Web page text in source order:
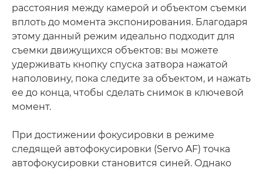
расстояния между камерой и объектом съемки
вплоть до момента экспонирования. Благодаря
этому данный режим идеально подходит для
съемки движущихся объектов: вы можете
удерживать кнопку спуска затвора нажатой
наполовину, пока следите за объектом, и нажать
ее до конца, чтобы сделать снимок в ключевой
момент.
При достижении фокусировки в режиме
следящей автофокусировки (Servo AF) точка
автофокусировки становится синей. Однако